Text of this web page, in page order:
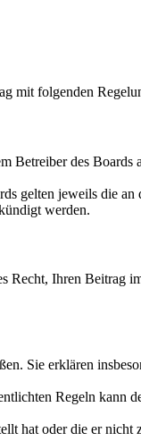
mit folgenden
des Boards
gelten jeweils die
werden.
Recht, Ihren Beitrag
Sie erklären
Regeln kann
hat oder die er nicht